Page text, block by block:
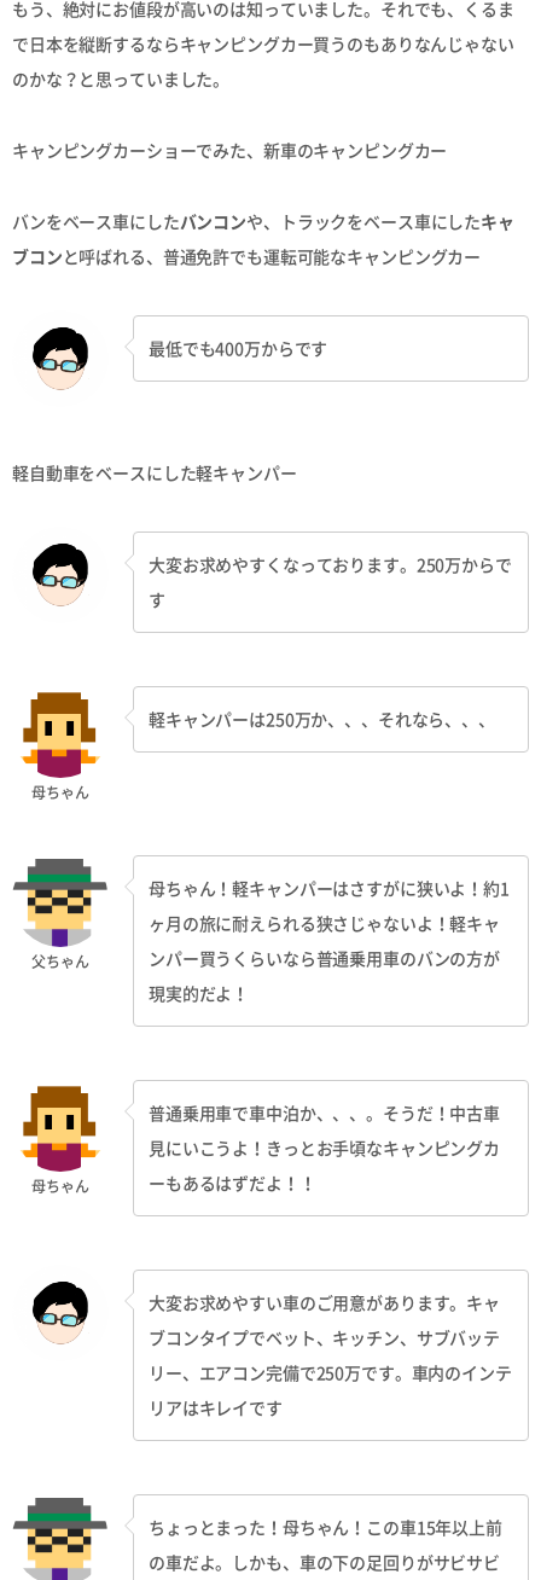
もう、絶対にお値段が高いのは知っていました。それでも、くるま
で日本を縦断するならキャンピングカー買うのもありなんじゃない
のかな？と思っていました。
キャンピングカーショーでみた、新車のキャンピングカー
バンをベース車にしたバンコンや、トラックをベース車にしたキャ
ブコンと呼ばれる、普通免許でも運転可能なキャンピングカー
最低でも400万からです
軽自動車をベースにした軽キャンパー
大変お求めやすくなっております。250万からで
す
母ちゃん
軽キャンパーは250万か、、、それなら、、、
父ちゃん
母ちゃん！軽キャンパーはさすがに狭いよ！約1
ヶ月の旅に耐えられる狭さじゃないよ！軽キャ
ンパー買うくらいなら普通乗用車のバンの方が
現実的だよ！
母ちゃん
普通乗用車で車中泊か、、、。そうだ！中古車
見にいこうよ！きっとお手頃なキャンピングカ
ーもあるはずだよ！！
大変お求めやすい車のご用意があります。キャ
ブコンタイプでベット、キッチン、サブバッテ
リー、エアコン完備で250万です。車内のインテ
リアはキレイです
ちょっとまった！母ちゃん！この車15年以上前
の車だよ。しかも、車の下の足回りがサビサビ